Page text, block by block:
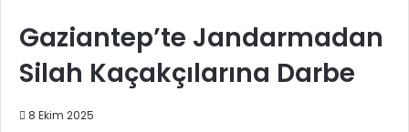
Gaziantep’te Jandarmadan
Silah Kaçakçılarına Darbe
8 Ekim 2025